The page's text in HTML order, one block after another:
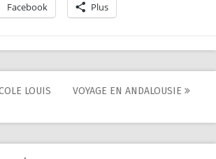
Facebook Plus
LOUIS
VOYAGE EN ANDALOUSIE